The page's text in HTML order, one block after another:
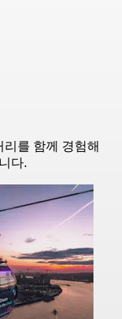
를 함께 경험해
다.